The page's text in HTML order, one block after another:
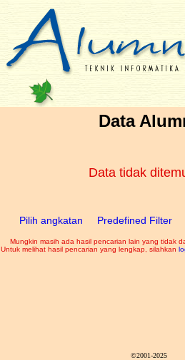
Data
Data tidak
Pilih angkatan Predefined Filter
Mungkin masih ada hasil pencarian lain yang tidak
Untuk melihat hasil pencarian yang lengkap, silahkan
©2001-2025